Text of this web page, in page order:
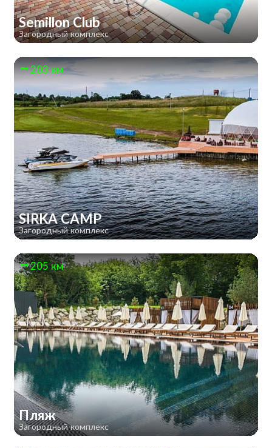
Semillon Club
Загородный комплекс
203 км
SIRKA CAMP
Загородный комплекс
205 км
Пляж
Загородный комплекс